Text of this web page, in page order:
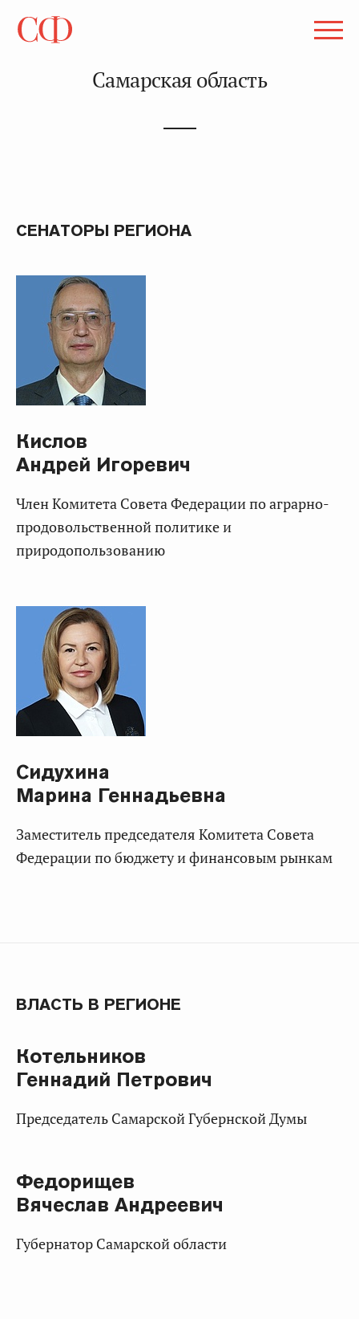
Самарская область
СЕНАТОРЫ РЕГИОНА
Кислов
Андрей Игоревич
Член Комитета Совета Федерации по аграрно-
продовольственной политике и
природопользованию
Сидухина
Марина Геннадьевна
Заместитель председателя Комитета Совета
Федерации по бюджету и финансовым рынкам
ВЛАСТЬ В РЕГИОНЕ
Котельников
Геннадий Петрович
Председатель Самарской Губернской Думы
Федорищев
Вячеслав Андреевич
Губернатор Самарской области